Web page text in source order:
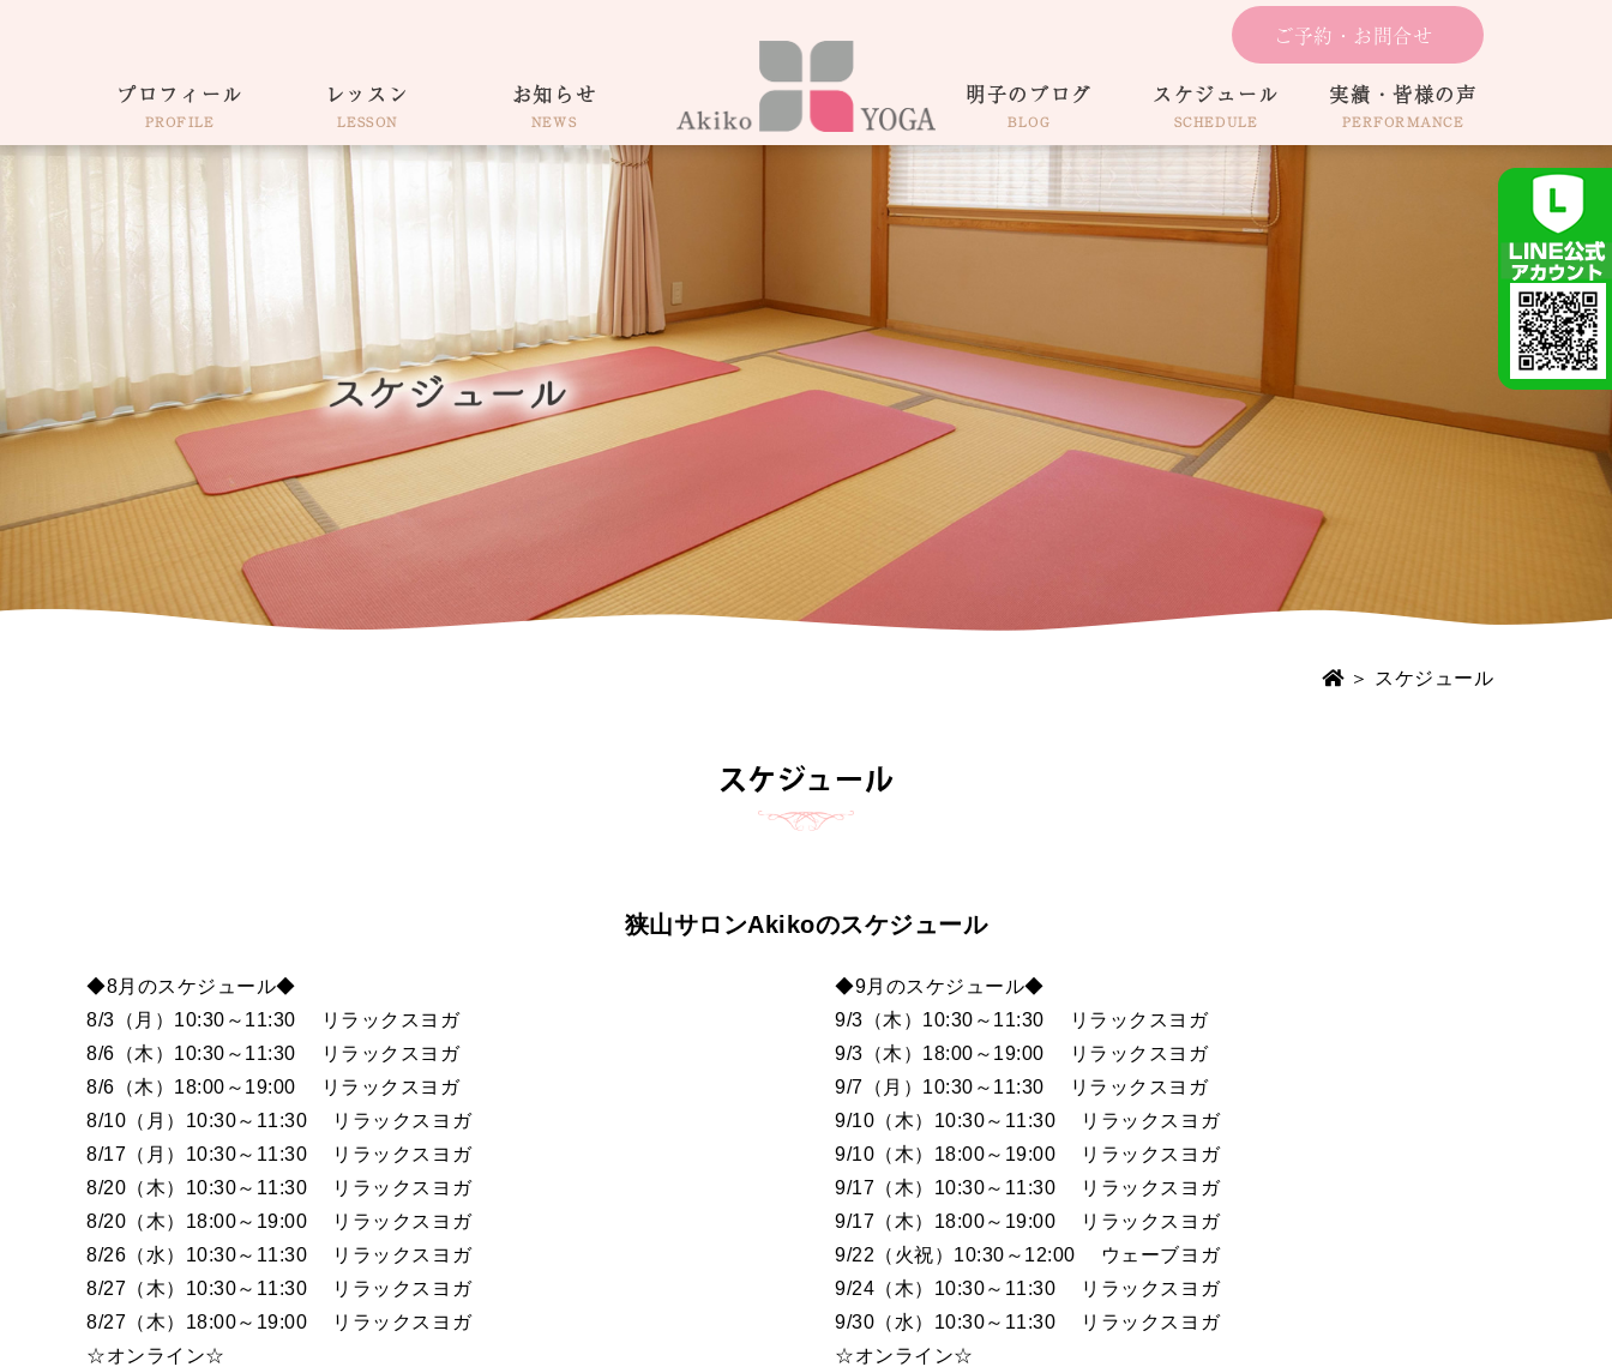
ご予約・お問合せ
プロフィール
PROFILE
レッスン
LESSON
サロンAkiko
ウェルネスコーチ
仕事着そのままヨガ
出張・各種イベント
お知らせ
NEWS
明子のブログ
BLOG
スケジュール
SCHEDULE
実績・皆様の声
PERFORMANCE
＞ スケジュール
スケジュール
狭山サロンAkikoのスケジュール
◆8月のスケジュール◆
8/3（月）10:30～11:30 リラックスヨガ
8/6（木）10:30～11:30 リラックスヨガ
8/6（木）18:00～19:00 リラックスヨガ
8/10（月）10:30～11:30 リラックスヨガ
8/17（月）10:30～11:30 リラックスヨガ
8/20（木）10:30～11:30 リラックスヨガ
8/20（木）18:00～19:00 リラックスヨガ
8/26（水）10:30～11:30 リラックスヨガ
8/27（木）10:30～11:30 リラックスヨガ
8/27（木）18:00～19:00 リラックスヨガ
☆オンライン☆
◆9月のスケジュール◆
9/3（木）10:30～11:30 リラックスヨガ
9/3（木）18:00～19:00 リラックスヨガ
9/7（月）10:30～11:30 リラックスヨガ
9/10（木）10:30～11:30 リラックスヨガ
9/10（木）18:00～19:00 リラックスヨガ
9/17（木）10:30～11:30 リラックスヨガ
9/17（木）18:00～19:00 リラックスヨガ
9/22（火祝）10:30～12:00 ウェーブヨガ
9/24（木）10:30～11:30 リラックスヨガ
9/30（水）10:30～11:30 リラックスヨガ
☆オンライン☆